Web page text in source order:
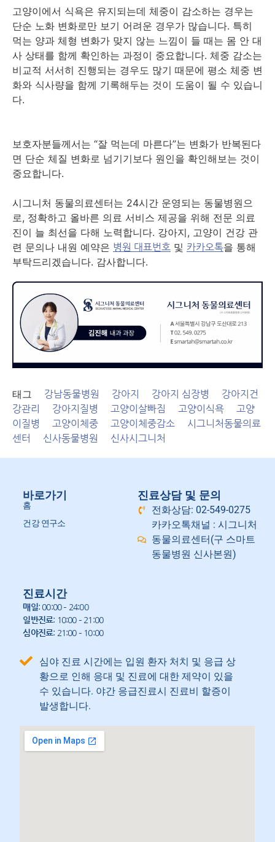
고양이에서 식욕은 유지되는데 체중이 감소하는 경우는
단순 노화 변화로만 보기 어려운 경우가 많습니다. 특히
먹는 양과 체형 변화가 맞지 않는 느낌이 들 때는 몸 안 대
사 상태를 함께 확인하는 과정이 중요합니다. 체중 감소는
비교적 서서히 진행되는 경우도 많기 때문에 평소 체중 변
화와 식사량을 함께 기록해두는 것이 도움이 될 수 있습니
다.
보호자분들께서는 “잘 먹는데 마른다”는 변화가 반복된다
면 단순 체질 변화로 넘기기보다 원인을 확인해보는 것이
중요합니다.
시그니처 동물의료센터는 24시간 운영되는 동물병원으
로, 정확하고 올바른 의료 서비스 제공을 위해 전문 의료
진이 늘 최선을 다해 노력합니다. 강아지, 고양이 건강 관
련 문의나 내원 예약은 병원 대표번호 및 카카오톡을 통해
부탁드리겠습니다. 감사합니다.
태그 강남동물병원 강아지 강아지 심장병
강아지건
강관리
강아지질병 고양이살빠짐 고양이식욕
고양
이질병
고양이체중 고양이체중감소
시그니처동물의료
센터
신사동물병원 신사시그니처
바로가기
홈
건강 연구소
진료상담 및 문의
전화상담: 02-549-0275
카카오톡채널 : 시그니처
동물의료센터(구 스마트
동물병원 신사본원)
진료시간
매일: 00:00 – 24:00
일반진료: 10:00 – 21:00
심야진료: 21:00 – 10:00
심야 진료 시간에는 입원 환자 처치 및 응급 상
황으로 인해 응대 및 진료에 대한 제약이 있을
수 있습니다. 야간 응급진료시 진료비 할증이
발생합니다.